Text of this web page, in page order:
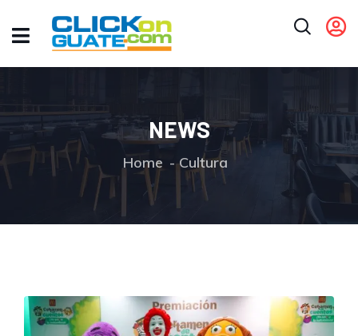
NEWS
Home Cultura